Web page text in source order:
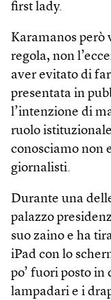
first lady.
Karamanos però
regola, non
aver evitato di
presentata in
l’intenzione di
ruolo
conosciamo non
giornalisti.
Durante una
palazzo
suo zaino e ha
iPad con lo
po’ fuori posto in
lampadari e i